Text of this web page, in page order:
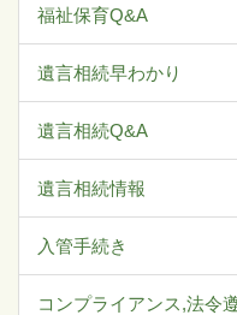
福祉保育Q&A
遺言相続早わかり
遺言相続Q&A
遺言相続情報
入管手続き
コンプライアンス,法令